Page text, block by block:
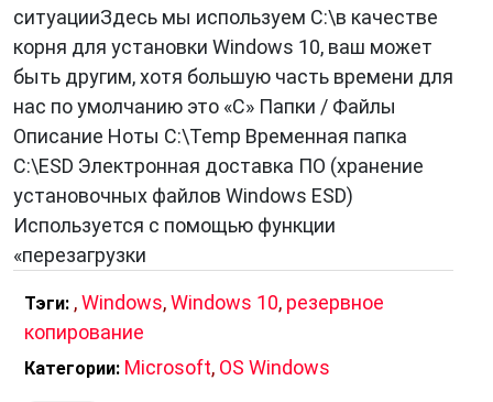
ситуацииЗдесь мы используем C:\в качестве
корня для установки Windows 10, ваш может
быть другим, хотя большую часть времени для
нас по умолчанию это «C» Папки / Файлы
Описание Ноты C:\Temp Временная папка
C:\ESD Электронная доставка ПО (хранение
установочных файлов Windows ESD)
Используется с помощью функции
«перезагрузки
Тэги: ,Windows,Windows 10, резервное
копирование
Категории: Microsoft, OS Windows